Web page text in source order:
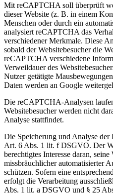
Mit reCAPTCHA soll überprüft
dieser Website (z. B. in einem
Menschen oder durch ein
analysiert reCAPTCHA das
verschiedener Merkmale. Diese
sobald der Websitebesucher die
reCAPTCHA verschiedene
Verweildauer des
Nutzer getätigte
Daten werden an Google
Die reCAPTCHA-Analysen
Websitebesucher werden nicht
Analyse stattfindet.
Die Speicherung und Analyse
Art. 6 Abs. 1 lit. f DSGVO. Der
berechtigtes Interesse daran,
missbräuchlicher automatisierter
schützen. Sofern eine
erfolgt die Verarbeitung
Abs. 1 lit. a DSGVO und § 25